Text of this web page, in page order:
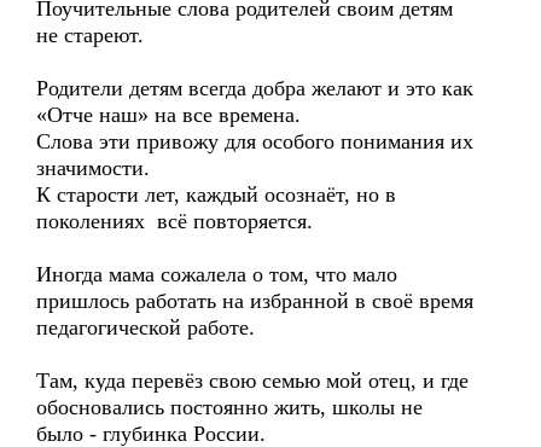
Поучительные слова родителей своим детям
не стареют.
Родители детям всегда добра желают и это как
«Отче наш» на все времена.
Слова эти привожу для особого понимания их
значимости.
К старости лет, каждый осознаёт, но в
поколениях всё повторяется.
Иногда мама сожалела о том, что мало
пришлось работать на избранной в своё время
педагогической работе.
Там, куда перевёз свою семью мой отец, и где
обосновались постоянно жить, школы не
было - глубинка России.